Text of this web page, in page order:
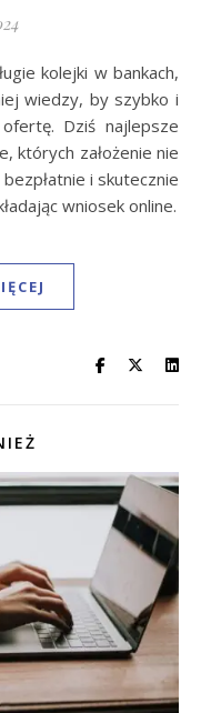
wiedzy, by szybko i
Dziś najlepsze
których założenie nie
i skutecznie
wniosek online.